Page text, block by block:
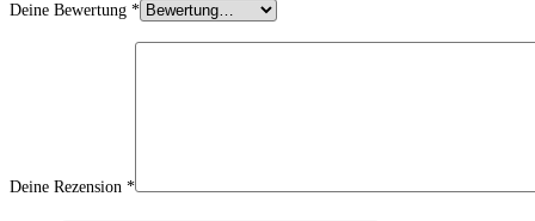
Deine Bewertung *
Deine Rezension *